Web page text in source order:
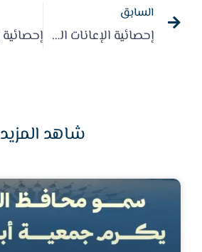
السابق
إحصائية الإعانات الطارئة لعام 2024م
شاهد المزيد